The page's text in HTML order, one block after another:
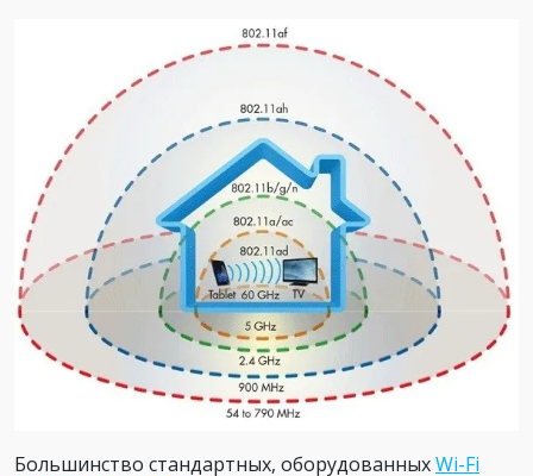
Большинство стандартных, оборудованныхWi-Fi